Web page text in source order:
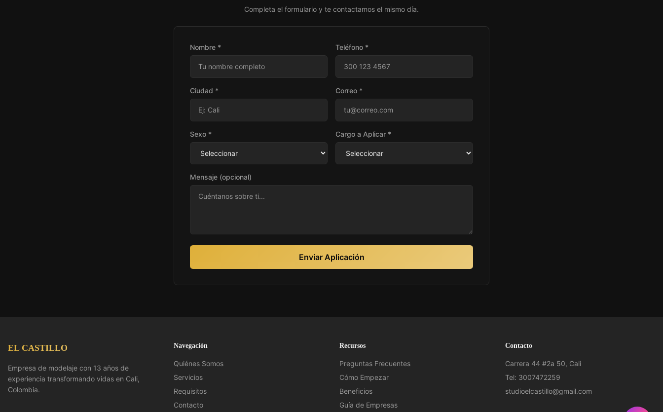
Completa el formulario y te contactamos el mismo día.
Nombre * Teléfono *
Ciudad * Correo *
Sexo * Cargo a Aplicar *
Mensaje (opcional)
Enviar Aplicación
EL CASTILLO
Empresa de modelaje con 13 años de
experiencia transformando vidas en Cali,
Colombia.
Navegación
Quiénes Somos
Servicios
Requisitos
Contacto
Recursos
Preguntas Frecuentes
Cómo Empezar
Beneficios
Guía de Empresas
Contacto
Carrera 44 #2a 50, Cali
Tel: 3007472259
studioelcastillo@gmail.com